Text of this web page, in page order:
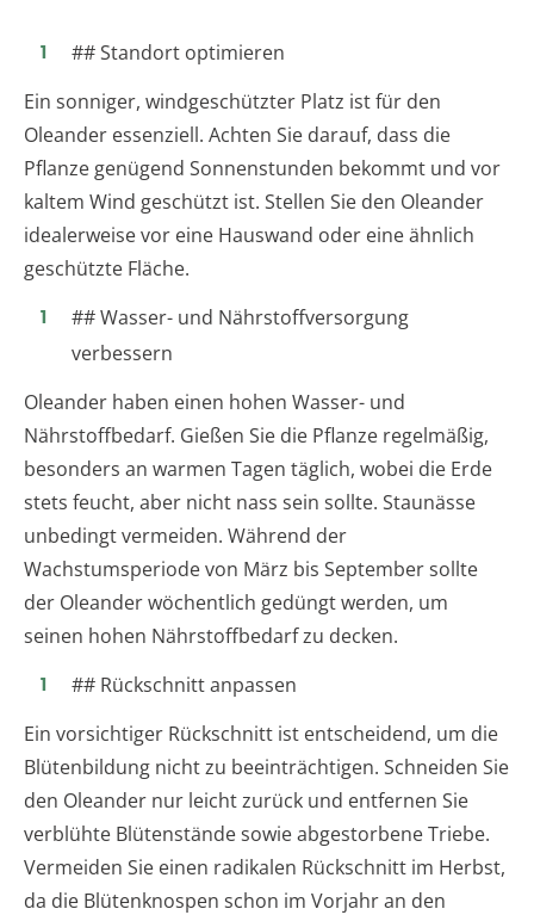
## Standort optimieren
Ein sonniger, windgeschützter Platz ist für den
Oleander essenziell. Achten Sie darauf, dass die
Pflanze genügend Sonnenstunden bekommt und vor
kaltem Wind geschützt ist. Stellen Sie den Oleander
idealerweise vor eine Hauswand oder eine ähnlich
geschützte Fläche.
## Wasser- und Nährstoffversorgung
verbessern
Oleander haben einen hohen Wasser- und
Nährstoffbedarf. Gießen Sie die Pflanze regelmäßig,
besonders an warmen Tagen täglich, wobei die Erde
stets feucht, aber nicht nass sein sollte. Staunässe
unbedingt vermeiden. Während der
Wachstumsperiode von März bis September sollte
der Oleander wöchentlich gedüngt werden, um
seinen hohen Nährstoffbedarf zu decken.
## Rückschnitt anpassen
Ein vorsichtiger Rückschnitt ist entscheidend, um die
Blütenbildung nicht zu beeinträchtigen. Schneiden Sie
den Oleander nur leicht zurück und entfernen Sie
verblühte Blütenstände sowie abgestorbene Triebe.
Vermeiden Sie einen radikalen Rückschnitt im Herbst,
da die Blütenknospen schon im Vorjahr an den